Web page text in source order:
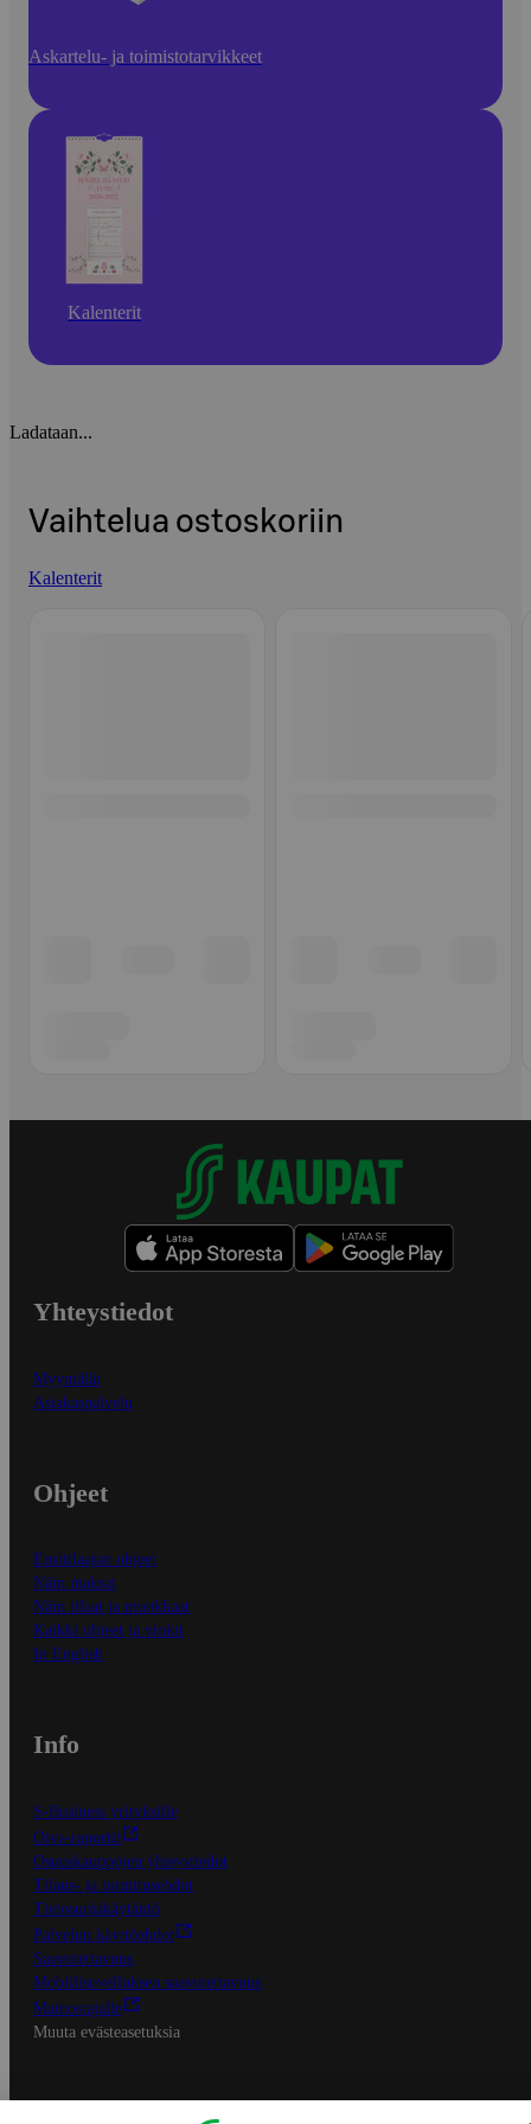
Askartelu- ja toimistotarvikkeet
Kalenterit
Ladataan...
Vaihtelua ostoskoriin
Kalenterit
Yhteystiedot
Myymälät
Asiakaspalvelu
Ohjeet
Ensitilaajan ohjeet
Näin maksat
Näin tilaat ja muokkaat
Kaikki ohjeet ja vinkit
In English
Info
S-Business yrityksille
Oiva-raportit
Osuuskauppojen yhteystiedot
Tilaus- ja toimitusehdot
Tietosuojakäytäntö
Palvelun käyttöehdot
Saavutettavuus
Mobiilisovelluksen saavutettavuus
Mainostajalle
Muuta evästeasetuksia